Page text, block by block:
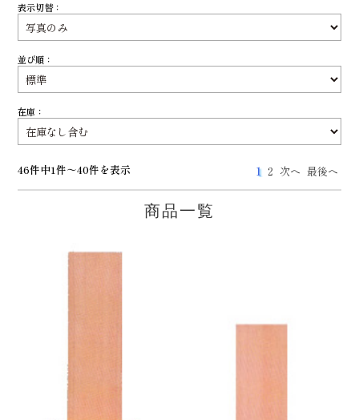
表示切替：
並び順：
在庫：
46件中1件～40件を表示 1 2 次へ 最後へ
商品一覧